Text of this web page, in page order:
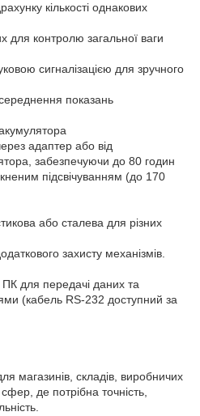
кількості однакових
для контролю загальної ваги
сигналізацією для зручного
показань
адаптер або від
забезпечуючи до 80 годин
підсвічуванням (до 170
або сталева для різних
захисту механізмів.
для передачі даних та
(кабель RS-232 доступний за
магазинів, складів, виробничих
де потрібна точність,